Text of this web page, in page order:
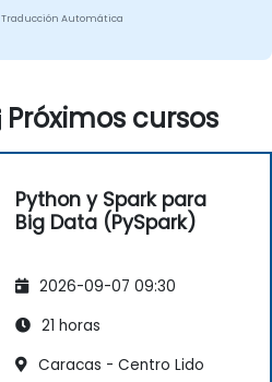
Traducción Automática
Próximos cursos
Python y Spark para
Big Data (PySpark)
2026-09-07 09:30
21 horas
Caracas - Centro Lido